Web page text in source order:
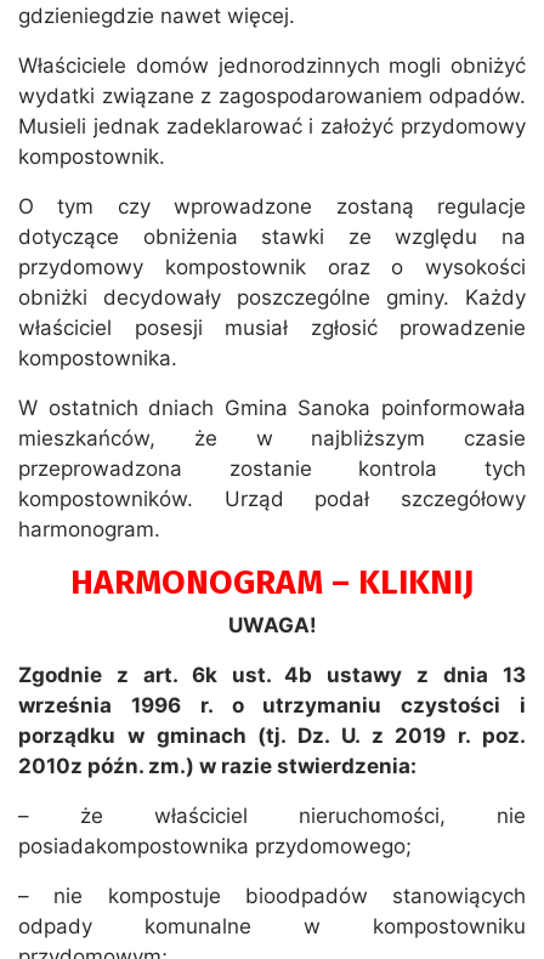
gdzieniegdzie nawet więcej.
Właściciele domów jednorodzinnych mogli obniżyć
wydatki związane z zagospodarowaniem odpadów.
Musieli jednak zadeklarować i założyć przydomowy
kompostownik.
O tym czy wprowadzone zostaną regulacje
dotyczące obniżenia stawki ze względu na
przydomowy kompostownik oraz o wysokości
obniżki decydowały poszczególne gminy. Każdy
właściciel posesji musiał zgłosić prowadzenie
kompostownika.
W ostatnich dniach Gmina Sanoka poinformowała
mieszkańców, że w najbliższym czasie
przeprowadzona zostanie kontrola tych
kompostowników. Urząd podał szczegółowy
harmonogram.
HARMONOGRAM – KLIKNIJ
UWAGA!
Zgodnie z art. 6k ust. 4b ustawy z dnia 13
września 1996 r. o utrzymaniu czystości i
porządku w gminach (tj. Dz. U. z 2019 r. poz.
2010z późn. zm.) w razie stwierdzenia:
– że właściciel nieruchomości, nie
posiadakompostownika przydomowego;
– nie kompostuje bioodpadów stanowiących
odpady komunalne w kompostowniku